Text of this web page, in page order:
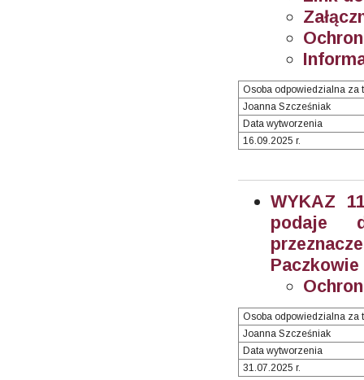
Osoba odpowiedzialna za
Joanna Szcześniak
Data wytworzenia
16.09.2025 r.
WYKAZ
podaje
Paczkowie
Osoba odpowiedzialna za
Joanna Szcześniak
Data wytworzenia
31.07.2025 r.